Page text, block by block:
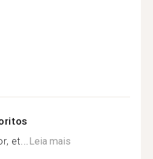
et... Leia mais